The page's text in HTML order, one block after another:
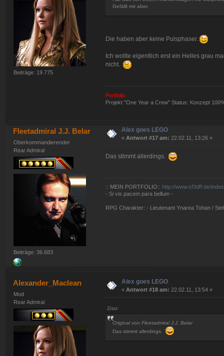
Beiträge: 19.775
Gefällt mir aber.
Die haben aber keine Pulsphaser.
Ich wollte eigentlich erst ein Helles grau
nicht.
Portfolio
Projekt "One Year a Crew" Status: Konzept
Fleetadmiral J.J. Belar
Oberkommandierender
Rear Admiral
Beiträge: 36.683
Alex goes LEGO
« Antwort #17 am: 22.02.11, 13:26 »
Das stimmt allerdings.
:: MEIN PORTFOLIO:: http://www.sf3dff.de/
- Si vis pacem para bellum -
RPG Charakter: - Lieutenant Ynarea Tohan /
Alexander_Maclean
Mod
Rear Admiral
Alex goes LEGO
« Antwort #18 am: 22.02.11, 13:54 »
Zitat
Original von Fleetadmiral J.J. Belar
Das stimmt allerdings.